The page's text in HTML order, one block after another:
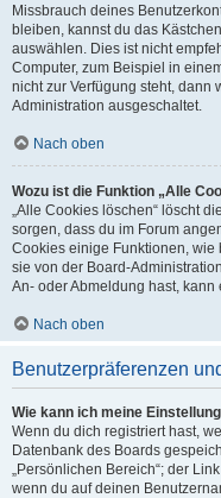
Missbrauch deines
bleiben, kannst du das
auswählen. Dies ist nicht
Computer, zum Beispiel in
nicht zur Verfügung steht, dann
Administration ausgeschaltet.
Nach oben
Wozu ist die Funktion „Alle
„Alle Cookies löschen“ löscht
sorgen, dass du im Forum
Cookies einige Funktionen, wie
sie von der Board-
An- oder Abmeldung hast,
Nach oben
Benutzerpräferenzen
Wie kann ich meine
Wenn du dich registriert hast,
Datenbank des Boards
„Persönlichen Bereich“; der
wenn du auf deinen